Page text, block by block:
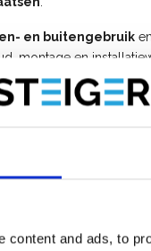
content and ads, to
en buitengebruik
montage en
stabiele en
zijn los verkrijgbaar.